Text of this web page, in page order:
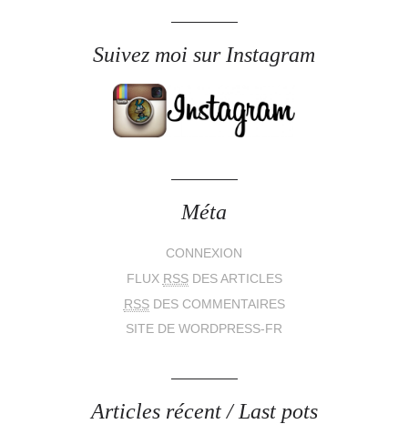
Suivez moi sur Instagram
Méta
CONNEXION
FLUX RSSDES ARTICLES
RSSDES COMMENTAIRES
SITE DE WORDPRESS-FR
Articles récent / Last pots